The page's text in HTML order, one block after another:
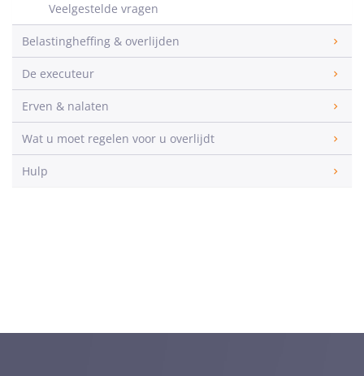
Veelgestelde vragen
Belastingheffing & overlijden
De executeur
Erven & nalaten
Wat u moet regelen voor u overlijdt
Hulp